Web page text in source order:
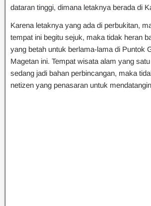
dataran tinggi, dimana letaknya berada di
Karena letaknya yang ada di perbukitan,
tempat ini begitu sejuk, maka tidak heran
yang betah untuk berlama-lama di Puntok
Magetan ini. Tempat wisata alam yang
sedang jadi bahan perbincangan, maka
netizen yang penasaran untuk